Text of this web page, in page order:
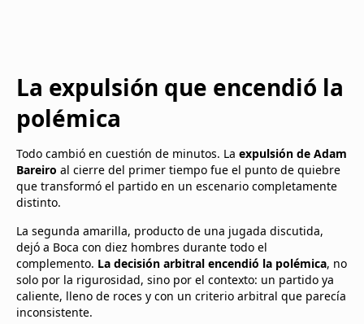
La expulsión que encendió la
polémica
Todo cambió en cuestión de minutos. La expulsión de Adam
Bareiro al cierre del primer tiempo fue el punto de quiebre
que transformó el partido en un escenario completamente
distinto.
La segunda amarilla, producto de una jugada discutida,
dejó a Boca con diez hombres durante todo el
complemento. La decisión arbitral encendió la polémica, no
solo por la rigurosidad, sino por el contexto: un partido ya
caliente, lleno de roces y con un criterio arbitral que parecía
inconsistente.